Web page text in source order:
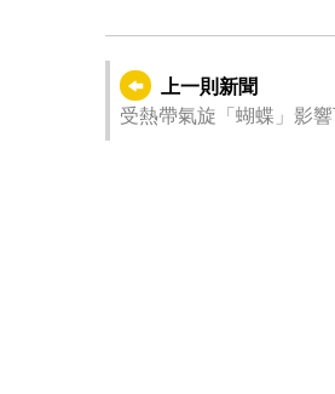
上一則新聞
受熱帶氣旋「蝴蝶」影